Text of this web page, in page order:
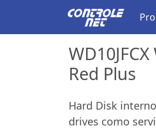
Red Plus
Hard Disk
drives como